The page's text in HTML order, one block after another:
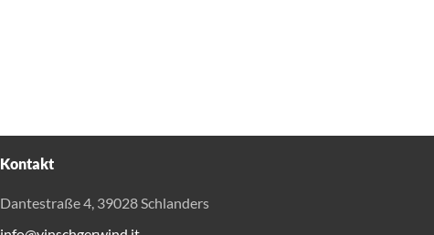
Kontakt
Dantestraße 4, 39028 Schlanders